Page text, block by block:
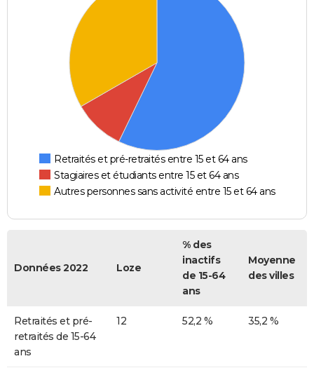
Retraités et pré-retraités entre 15 et 64 ans
Stagiaires et étudiants entre 15 et 64 ans
Autres personnes sans activité entre 15 et 64 ans
Données 2022 Loze
% des
inactifs
de 15-64
ans
Moyenne
des villes
Retraités et pré-
retraités de 15-64
ans
12 52,2 % 35,2 %